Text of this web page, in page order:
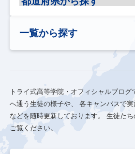
一覧から探す
トライ式高等学院・オフィシャルブロ
へ通う生徒の様子や、
各キャンパスで
などを随時更新しております。
生徒た
ご覧ください。